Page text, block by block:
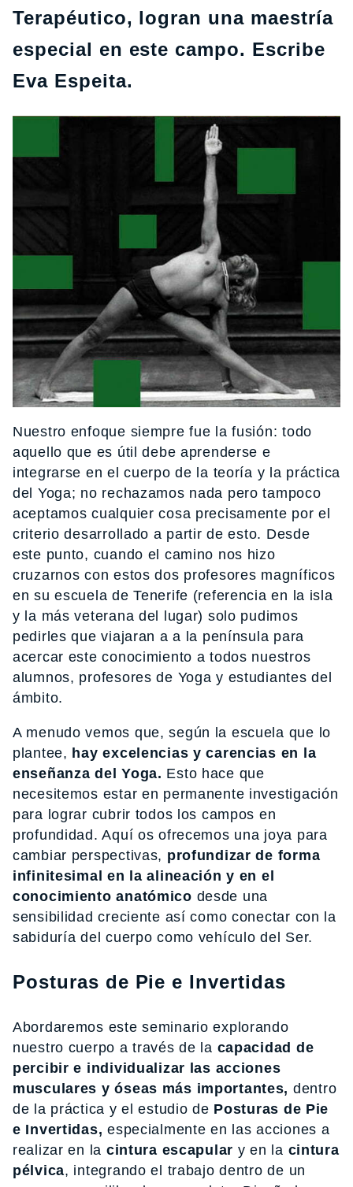
Terapéutico, logran una maestría
especial en este campo. Escribe
Eva Espeita.
Nuestro enfoque siempre fue la fusión: todo
aquello que es útil debe aprenderse e
integrarse en el cuerpo de la teoría y la práctica
del Yoga; no rechazamos nada pero tampoco
aceptamos cualquier cosa precisamente por el
criterio desarrollado a partir de esto. Desde
este punto, cuando el camino nos hizo
cruzarnos con estos dos profesores magníficos
en su escuela de Tenerife (referencia en la isla
y la más veterana del lugar) solo pudimos
pedirles que viajaran a a la península para
acercar este conocimiento a todos nuestros
alumnos, profesores de Yoga y estudiantes del
ámbito.
A menudo vemos que, según la escuela que lo
plantee, hay excelencias y carencias en la
enseñanza del Yoga. Esto hace que
necesitemos estar en permanente investigación
para lograr cubrir todos los campos en
profundidad. Aquí os ofrecemos una joya para
cambiar perspectivas, profundizar de forma
infinitesimal en la alineación y en el
conocimiento anatómico desde una
sensibilidad creciente así como conectar con la
sabiduría del cuerpo como vehículo del Ser.
Posturas de Pie e Invertidas
Abordaremos este seminario explorando
nuestro cuerpo a través de la capacidad de
percibir e individualizar las acciones
musculares y óseas más importantes, dentro
de la práctica y el estudio de Posturas de Pie
e Invertidas,especialmente en las acciones a
realizar en la cintura escapular y en la cintura
pélvica, integrando el trabajo dentro de un